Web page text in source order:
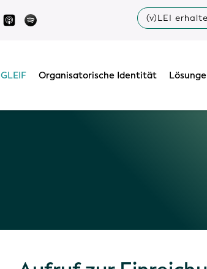
(v)LEI
GLEIF Organisatorische Identität